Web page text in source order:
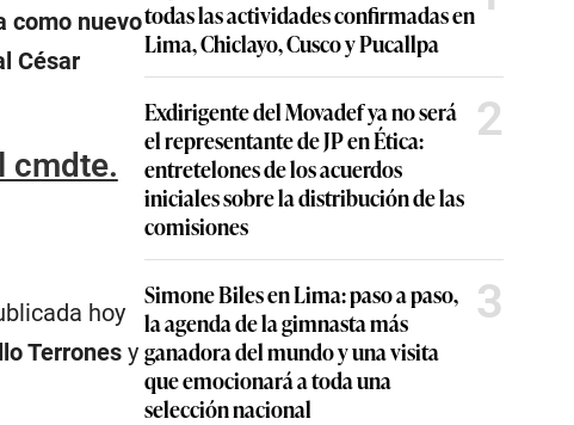
como nuevo
César
cmdte.
hoy
Terronesy
todas las actividades confirmadas en
Lima, Chiclayo, Cusco y Pucallpa
Exdirigente del Movadef ya no será
el representante de JP en Ética:
entretelones de los acuerdos
iniciales sobre la distribución de las
comisiones
2
Simone Biles en Lima: paso a paso,
la agenda de la gimnasta más
ganadora del mundo y una visita
que emocionará a toda una
selección nacional
3